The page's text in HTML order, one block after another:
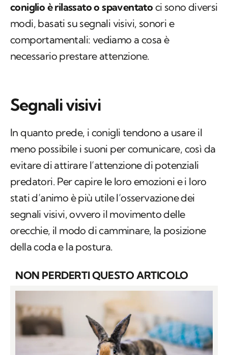
coniglio è rilassato o spaventato ci sono diversi
modi, basati su segnali visivi, sonori e
comportamentali: vediamo a cosa è
necessario prestare attenzione.
Segnali visivi
In quanto prede, i conigli tendono a usare il
meno possibile i suoni per comunicare, così da
evitare di attirare l’attenzione di potenziali
predatori. Per capire le loro emozioni e i loro
stati d’animo è più utile l’osservazione dei
segnali visivi, ovvero il movimento delle
orecchie, il modo di camminare, la posizione
della coda e la postura.
NON PERDERTI QUESTO ARTICOLO